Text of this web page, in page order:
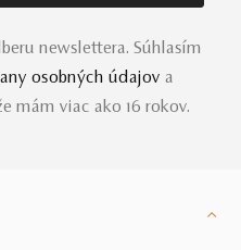
newslettera. Súhlasím
osobných údajov a
mám viac ako 16 rokov.